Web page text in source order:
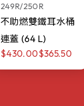
249R/250R
不助燃雙鐵耳水桶
連蓋 (64 L)
$430.00$365.50